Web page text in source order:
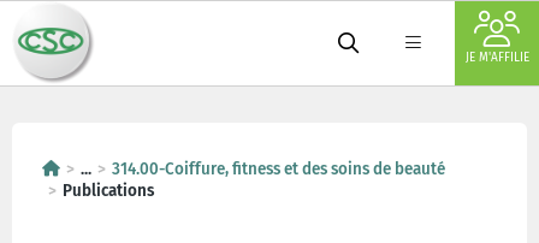
JE M'AFFILIE
...
314.00-Coiffure, fitness et des soins de beauté
Publications